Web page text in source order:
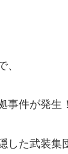
、
事件が発生！
した武装集